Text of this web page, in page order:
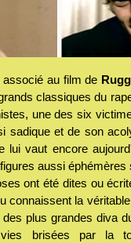
au film de
classiques du
une des six
sadique et de son
lui vaut encore
aussi
ont été dites ou
connaissent la
plus grandes diva
brisées par la